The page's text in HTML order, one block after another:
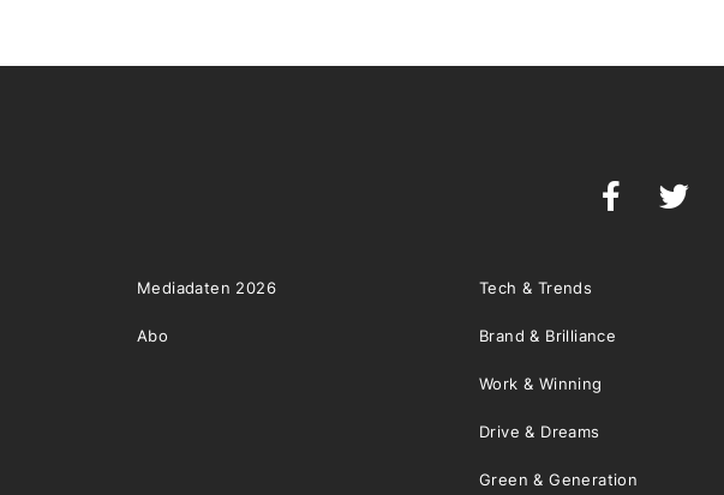
Mediadaten 2026
Abo
Tech & Trends
Brand & Brilliance
Work & Winning
Drive & Dreams
Green & Generation